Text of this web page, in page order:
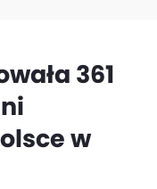
361
w